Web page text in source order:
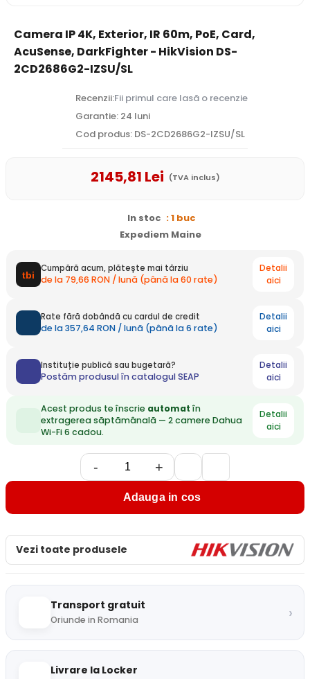
Camera IP 4K, Exterior, IR 60m, PoE, Card,
AcuSense, DarkFighter - HikVision DS-
2CD2686G2-IZSU/SL
Recenzii:Fii primul care lasă o recenzie
Garantie: 24 luni
Cod produs: DS-2CD2686G2-IZSU/SL
2145,81 Lei (TVA inclus)
In stoc : 1 buc
Expediem Maine
Cumpără acum, plătește mai târziu
de la 79,66 RON / lună (până la 60 rate)
Detalii
aici
Rate fără dobândă cu cardul de credit
de la 357,64 RON / lună (până la 6 rate)
Detalii
aici
Instituție publică sau bugetară?
Postăm produsul în catalogul SEAP
Detalii
aici
Acest produs te înscrie automat în
extragerea săptămânală — 2 camere Dahua
Wi-Fi 6 cadou.
Detalii
aici
- +
Adauga in cos
Vezi toate produsele
Transport gratuit
Oriunde in Romania ›
Livrare la Locker